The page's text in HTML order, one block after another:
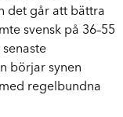
det går att bättra
svensk på 36–55
börjar synen
regelbundna